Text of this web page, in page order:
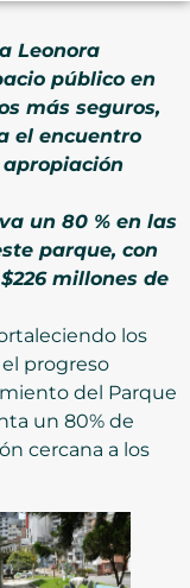
Leonora
público en
más seguros,
el encuentro
un 80 % en las
parque, con
millones de
los
progreso
del Parque
un 80% de
cercana a los